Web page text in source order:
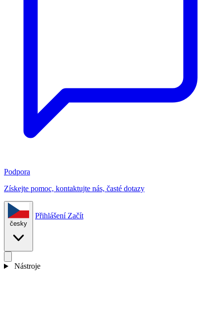
Podpora
Získejte pomoc, kontaktujte nás, časté dotazy
česky
Přihlášení Začít
Nástroje